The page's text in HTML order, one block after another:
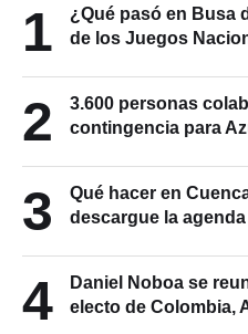
1
¿Qué pasó en Busa
de los Juegos
2
3.600 personas
contingencia para
3
Qué hacer en
descargue la
4
Daniel Noboa se
electo de Colombia,